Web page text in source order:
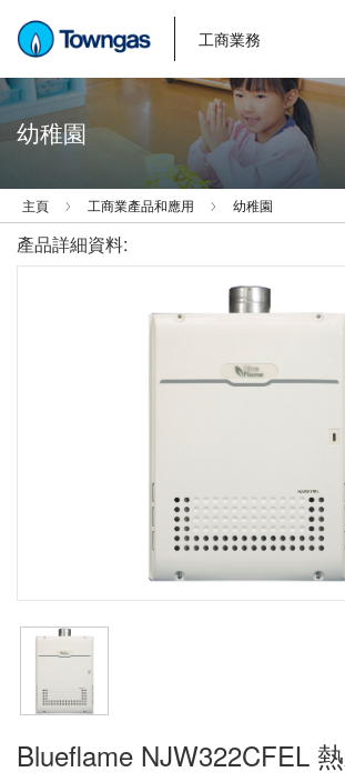
工商業務
幼稚園
主頁 工商業產品和應用 幼稚園
產品詳細資料:
Blueflame NJW322CFEL